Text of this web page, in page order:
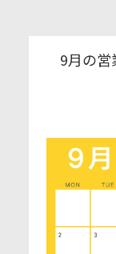
9月の